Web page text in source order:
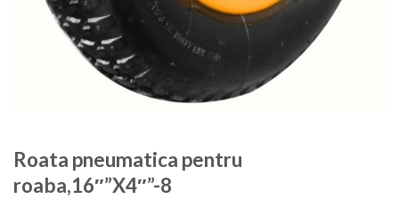
Roata pneumatica pentru
roaba,16″”X4″”-8